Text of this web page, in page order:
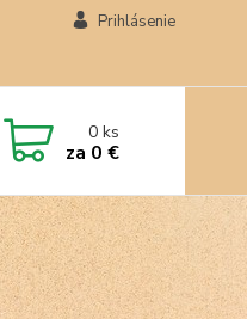
Prihlásenie
0ks
za 0 €